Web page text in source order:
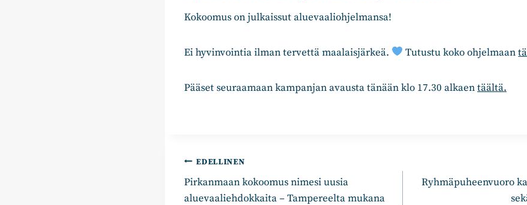
Kokoomus on julkaissut aluevaaliohjelmansa!
Ei hyvinvointia ilman tervettä maalaisjärkeä. Tutustu koko ohjelmaan
Pääset seuraamaan kampanjan avausta tänään klo 17.30 alkaentäältä.
Artikkelien
selaus
EDELLINEN
Pirkanmaan kokoomus nimesi uusia
aluevaaliehdokkaita – Tampereelta mukana
Ryhmäpuheenvuoro